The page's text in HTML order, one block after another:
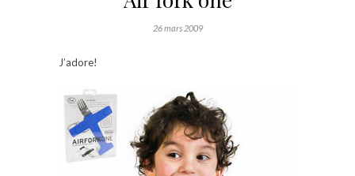
26 mars 2009
J’adore!